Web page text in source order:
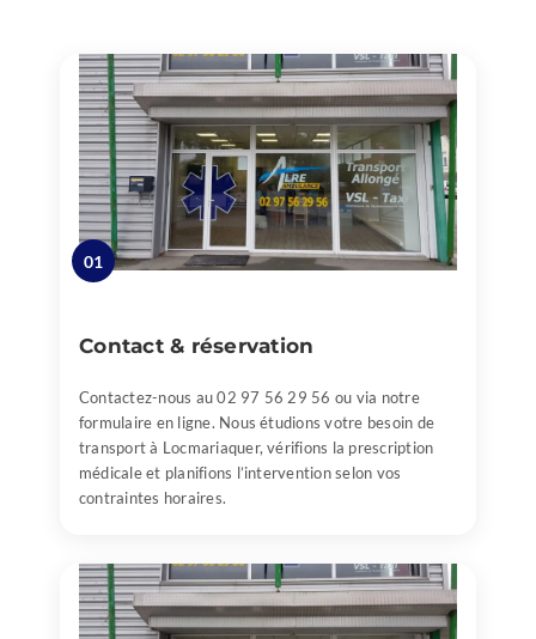
01
Contact & réservation
Contactez-nous au 02 97 56 29 56 ou via notre
formulaire en ligne. Nous étudions votre besoin de
transport à Locmariaquer, vérifions la prescription
médicale et planifions l’intervention selon vos
contraintes horaires.